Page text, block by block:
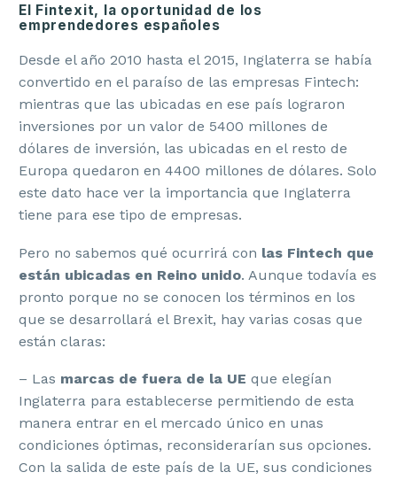
El Fintexit, la oportunidad de los
emprendedores españoles
Desde el año 2010 hasta el 2015, Inglaterra se había
convertido en el paraíso de las empresas Fintech:
mientras que las ubicadas en ese país lograron
inversiones por un valor de 5400 millones de
dólares de inversión, las ubicadas en el resto de
Europa quedaron en 4400 millones de dólares. Solo
este dato hace ver la importancia que Inglaterra
tiene para ese tipo de empresas.
Pero no sabemos qué ocurrirá con las Fintech que
están ubicadas en Reino unido. Aunque todavía es
pronto porque no se conocen los términos en los
que se desarrollará el Brexit, hay varias cosas que
están claras:
– Las marcas de fuera de la UE que elegían
Inglaterra para establecerse permitiendo de esta
manera entrar en el mercado único en unas
condiciones óptimas, reconsiderarían sus opciones.
Con la salida de este país de la UE, sus condiciones